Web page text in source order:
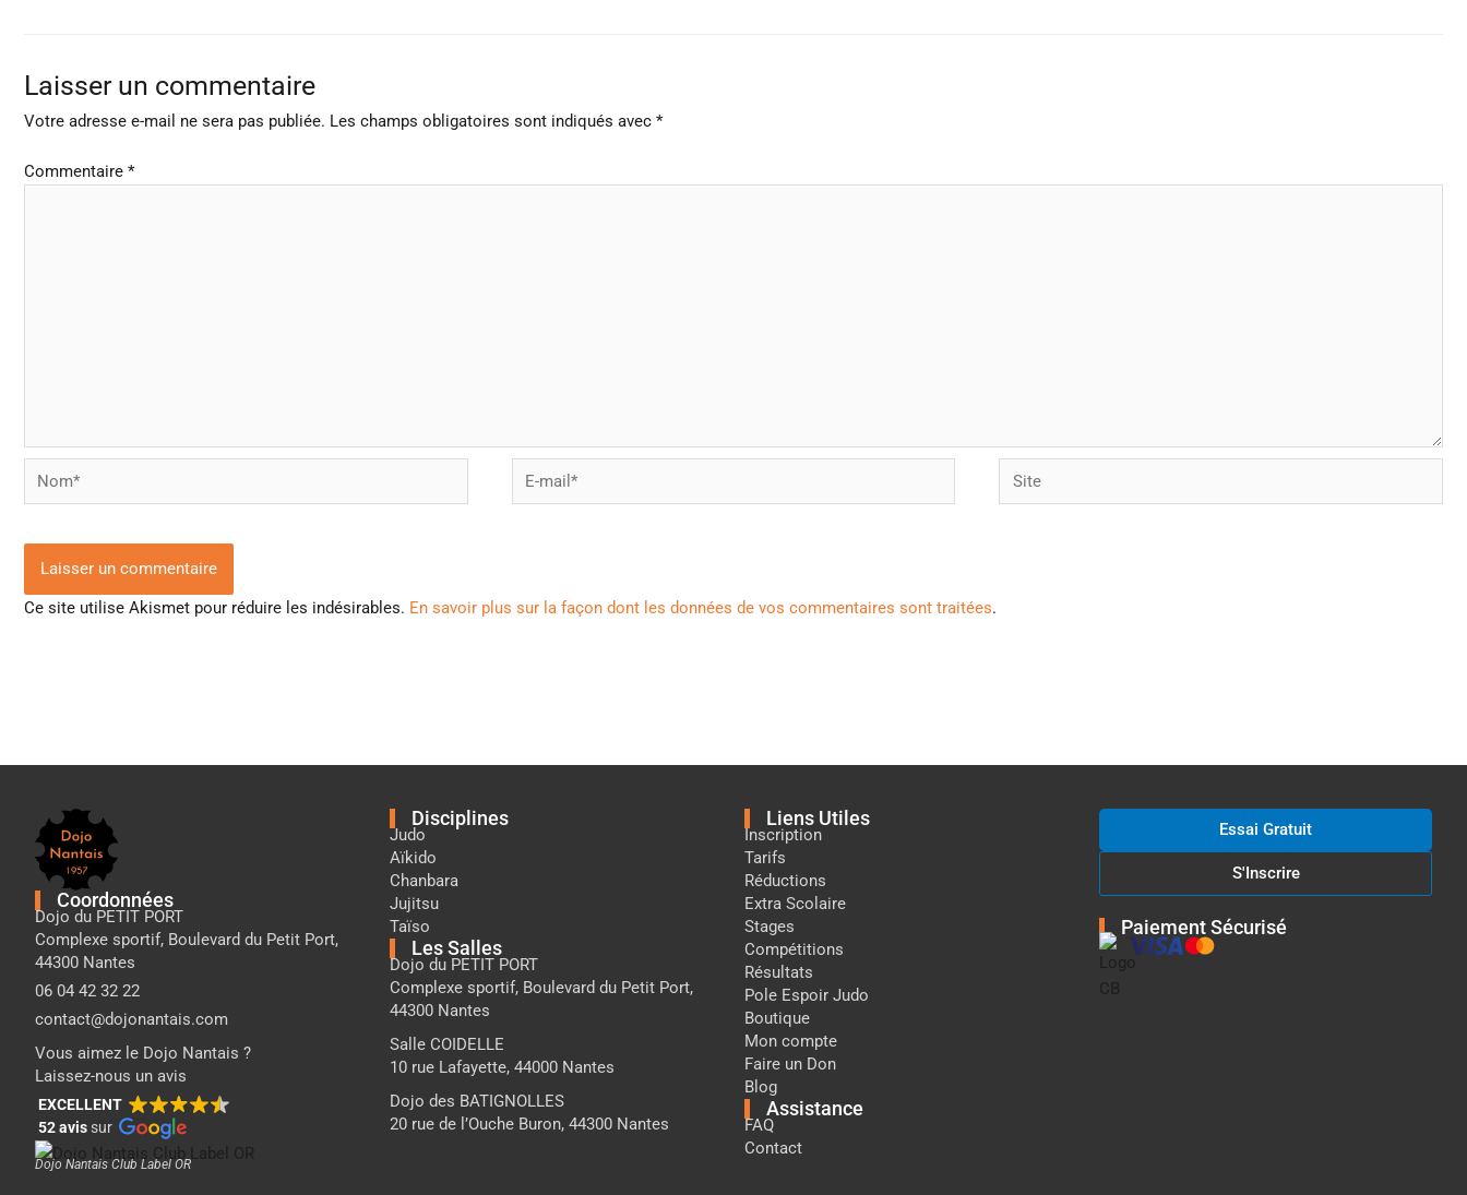
Laisser un commentaire
Votre adresse e-mail ne sera pas publiée. Les champs obligatoires sont indiqués avec *
Commentaire *
Ce site utilise Akismet pour réduire les indésirables. En savoir plus sur la façon dont les données de vos commentaires sont traitées.
Pied
de
page
Dojo
Nantais
Coordonnées
Dojo du PETIT PORT
Complexe sportif, Boulevard du Petit Port,
44300 Nantes
06 04 42 32 22
contact@dojonantais.com
Vous aimez le Dojo Nantais ?
Laissez-nous un avis
EXCELLENT
52 avis sur
Dojo Nantais Club Label OR
Disciplines
Judo
Aïkido
Chanbara
Jujitsu
Taïso
Les Salles
Dojo du PETIT PORT
Complexe sportif, Boulevard du Petit Port,
44300 Nantes
Salle COIDELLE
10 rue Lafayette, 44000 Nantes
Dojo des BATIGNOLLES
20 rue de l’Ouche Buron, 44300 Nantes
Liens Utiles
Inscription
Tarifs
Réductions
Extra Scolaire
Stages
Compétitions
Résultats
Pole Espoir Judo
Boutique
Mon compte
Faire un Don
Blog
Assistance
FAQ
Contact
Essai Gratuit
S'Inscrire
Paiement Sécurisé